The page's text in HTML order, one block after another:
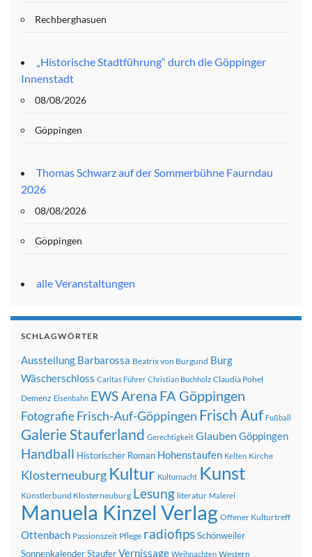
Rechberghasuen
„Historische Stadtführung“ durch die Göppinger
Innenstadt
08/08/2026
Göppingen
Thomas Schwarz auf der Sommerbühne Faurndau
2026
08/08/2026
Göppingen
alle Veranstaltungen
SCHLAGWÖRTER
Ausstellung Barbarossa Beatrix von Burgund Burg
Wäscherschloss Caritas Führer Christian Buchholz Claudia Pohel
Demenz Eisenbahn EWS Arena FA Göppingen
FotografieFrisch-Auf-Göppingen Frisch Auf Fußball
Galerie Stauferland Gerechtigkeit Glauben Göppingen
Handball Historischer Roman Hohenstaufen Kelten Kirche
Klosterneuburg Kultur Kulturnacht Kunst
Künstlerbund Klosterneuburg Lesung literatur Malerei
Manuela Kinzel Verlag Offener Kulturtreff
Ottenbach Passionszeit Pflege radiofipsSchönweiler
SonnenkalenderStauferVernissage Weihnachten Western